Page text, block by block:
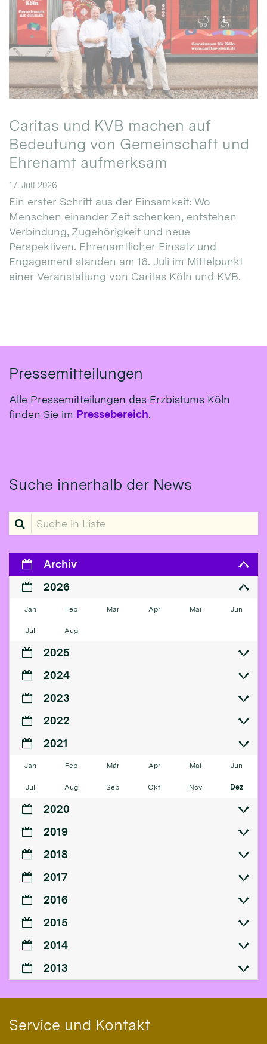
Caritas und KVB machen auf
Bedeutung von Gemeinschaft und
Ehrenamt aufmerksam
17. Juli 2026
Ein erster Schritt aus der Einsamkeit: Wo
Menschen einander Zeit schenken, entstehen
Verbindung, Zugehörigkeit und neue
Perspektiven. Ehrenamtlicher Einsatz und
Engagement standen am 16. Juli im Mittelpunkt
einer Veranstaltung von Caritas Köln und KVB.
Pressemitteilungen
Alle Pressemitteilungen des Erzbistums Köln
finden Sie im Pressebereich.
Suche innerhalb der News
Suche in Liste
Archiv
2026
Jan Feb Mär Apr Mai Jun
Jul Aug
2025
2024
2023
2022
2021
Jan Feb Mär Apr Mai Jun
Jul Aug Sep Okt Nov Dez
2020
2019
2018
2017
2016
2015
2014
2013
Service und Kontakt